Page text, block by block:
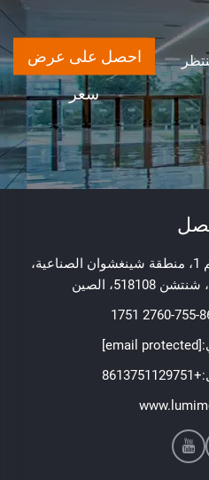
احصل على عرض
سعر
Add: الطابق 3ف، المبنى رقم 1، منطقة شينغشوان الصناعية،
الصين
[email protected]
+8613751129751